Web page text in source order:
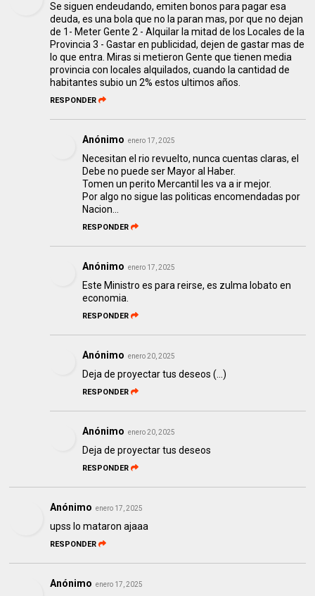
Se siguen endeudando, emiten bonos para pagar esa
deuda, es una bola que no la paran mas, por que no dejan
de 1- Meter Gente 2 - Alquilar la mitad de los Locales de la
Provincia 3 - Gastar en publicidad, dejen de gastar mas de
lo que entra. Miras si metieron Gente que tienen media
provincia con locales alquilados, cuando la cantidad de
habitantes subio un 2% estos ultimos años.
RESPONDER
Anónimo enero 17, 2025
Necesitan el rio revuelto, nunca cuentas claras, el
Debe no puede ser Mayor al Haber.
Tomen un perito Mercantil les va a ir mejor.
Por algo no sigue las politicas encomendadas por
Nacion...
RESPONDER
Anónimo enero 17, 2025
Este Ministro es para reirse, es zulma lobato en
economia.
RESPONDER
Anónimo enero 20, 2025
Deja de proyectar tus deseos (...)
RESPONDER
Anónimo enero 20, 2025
Deja de proyectar tus deseos
RESPONDER
Anónimo enero 17, 2025
upss lo mataron ajaaa
RESPONDER
Anónimo enero 17, 2025